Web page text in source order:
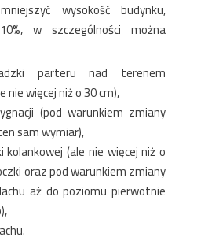
wysokość budynku,
w szczególności można
parteru nad terenem
więcej niż o 30 cm),
(pod warunkiem zmiany
sam wymiar),
kolankowej (ale nie więcej niż o
oraz pod warunkiem zmiany
aż do poziomu pierwotnie